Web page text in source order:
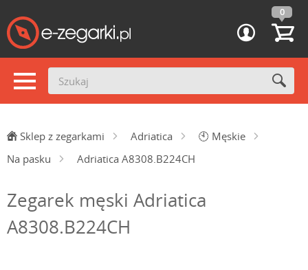
0
Sklep z zegarkami Adriatica 🕙 Męskie
Na pasku
Adriatica A8308.B224CH
Zegarek męski Adriatica
A8308.B224CH